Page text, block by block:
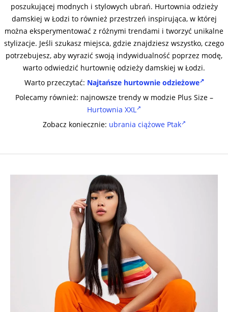
poszukującej modnych i stylowych ubrań. Hurtownia odzieży
damskiej w Łodzi to również przestrzeń inspirująca, w której
można eksperymentować z różnymi trendami i tworzyć unikalne
stylizacje. Jeśli szukasz miejsca, gdzie znajdziesz wszystko, czego
potrzebujesz, aby wyrazić swoją indywidualność poprzez modę,
warto odwiedzić hurtownię odzieży damskiej w Łodzi.
Warto przeczytać: Najtańsze hurtownie odzieżowe
Polecamy również: najnowsze trendy w modzie Plus Size –
Hurtownia XXL
Zobacz koniecznie: ubrania ciążowe Ptak